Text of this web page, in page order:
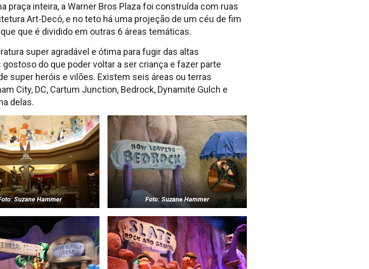
praça inteira, a Warner Bros Plaza foi construída com ruas
Art-Decó, e no teto há uma projeção de um céu de fim
que é dividido em outras 6 áreas temáticas.
super agradável e ótima para fugir das altas
do que poder voltar a ser criança e fazer parte
super heróis e vilões. Existem seis áreas ou terras
City, DC, Cartum Junction, Bedrock, Dynamite Gulch e
delas.
Suzane Hammer Foto: Suzane Hammer